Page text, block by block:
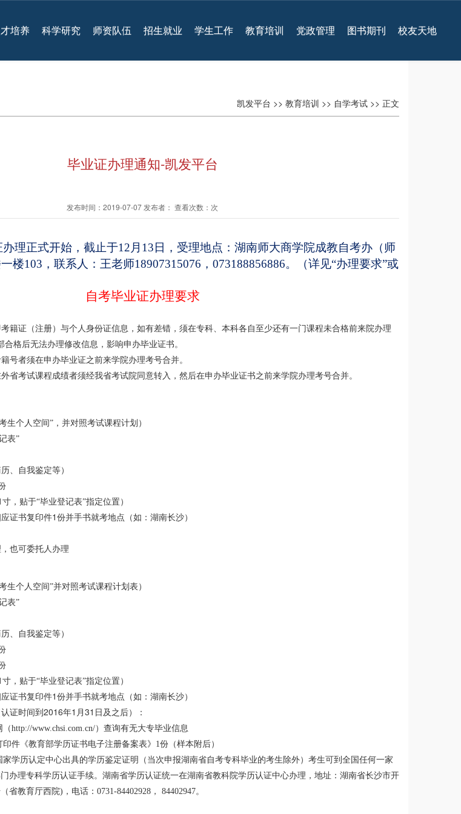
培养 科学研究 师资队伍 招生就业 学生工作 教育培训 党政管理 图书期刊 校友天地
凯发平台 >> 教育培训 >> 自学考试 >> 正文
毕业证办理通知-凯发平台
发布时间：2019-07-07 发布者： 查看次数：次
理正式开始，截止于12月13日，受理地点：湖南师大商学院成教自考办（师
楼103，联系人：王老师18907315076，073188856886。（详见“办理要求”或
自考毕业证办理要求
籍证（注册）与个人身份证信息，如有差错，须在专科、本科各自至少还有一门课程未合格前来院办理
格后无法办理修改信息，影响申办毕业证书。
号者须在申办毕业证之前来学院办理考号合并。
省考试课程成绩者须经我省考试院同意转入，然后在申办毕业证书之前来学院办理考号合并。
生个人空间”，并对照考试课程计划）
表”
、自我鉴定等）
寸，贴于“毕业登记表”指定位置）
证书复印件1 份并手书就考地点（如：湖南长沙）
也可委托人办理
生个人空间”并对照考试课程计划表）
表”
、自我鉴定等）
寸，贴于“毕业登记表”指定位置）
证书复印件1 份并手书就考地点（如：湖南长沙）
证时间到2016年1 月 31 日及之后）：
http://www.chsi.com.cn/）查询有无大专毕业信息
件《教育部学历证书电子注册备案表》1份（样本附后）
学历认定中心出具的学历鉴定证明（当次申报湖南省自考专科毕业的考生除外）考生可到全国任何一家
办理专科学历认证手续。湖南省学历认证统一在湖南省教科院学历认证中心办理，地址：湖南省长沙市开
省教育厅西院)，电话：0731-84402928， 84402947。